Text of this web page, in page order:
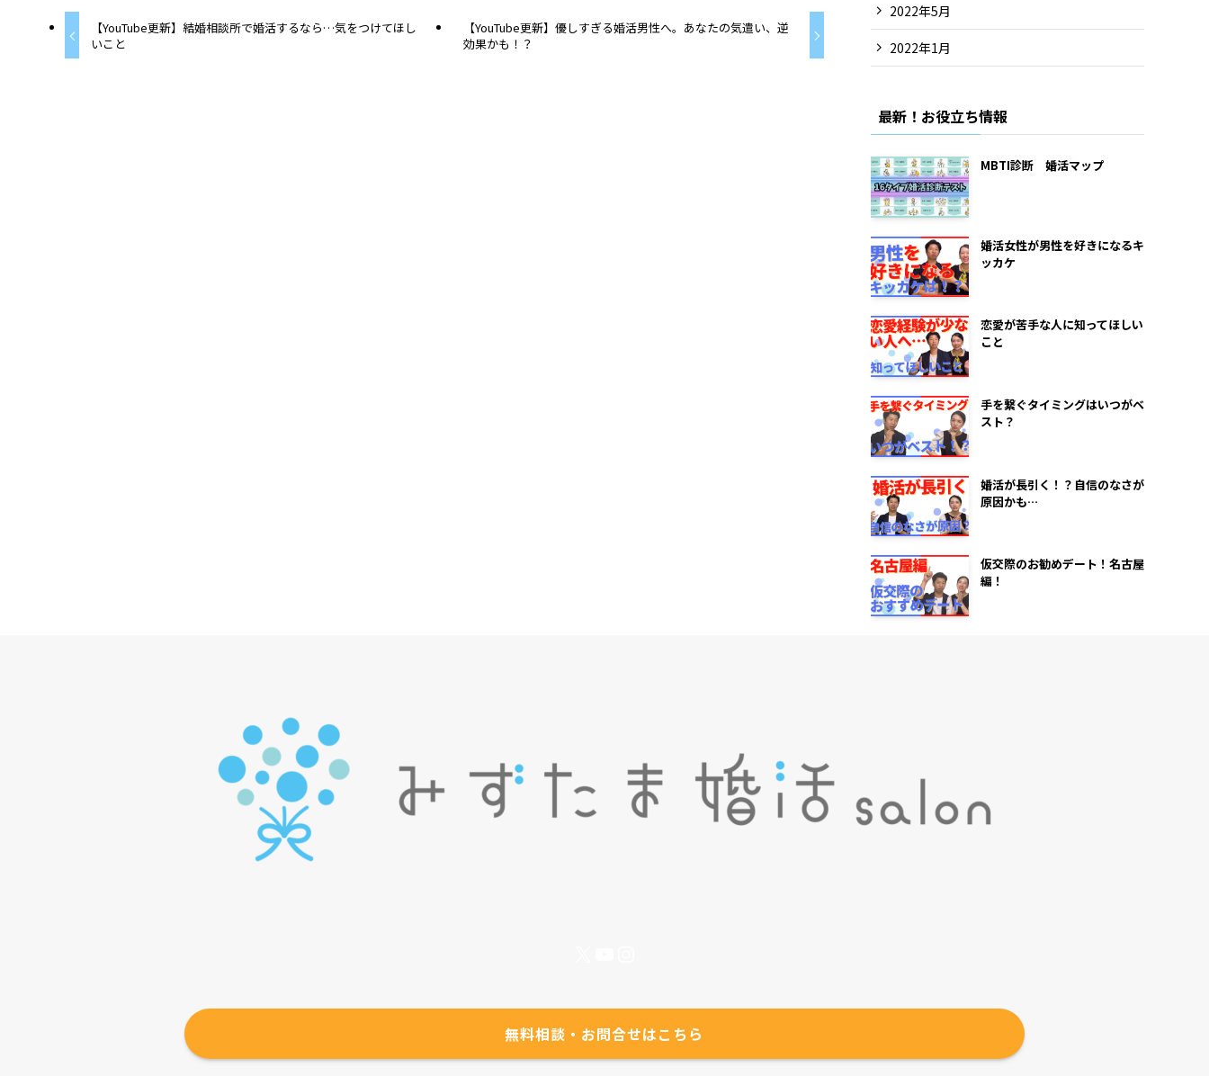
【YouTube更新】結婚相談所で婚活するなら…気をつけてほし
いこと
【YouTube更新】優しすぎる婚活男性へ。あなたの気遣い、逆
効果かも！？
2022年5月
2022年1月
最新！お役立ち情報
MBTI診断 婚活マップ
婚活女性が男性を好きになるキ
ッカケ
恋愛が苦手な人に知ってほしい
こと
手を繋ぐタイミングはいつがベ
スト？
婚活が長引く！？自信のなさが
原因かも…
仮交際のお勧めデート！名古屋
編！
無料相談・お問合せはこちら